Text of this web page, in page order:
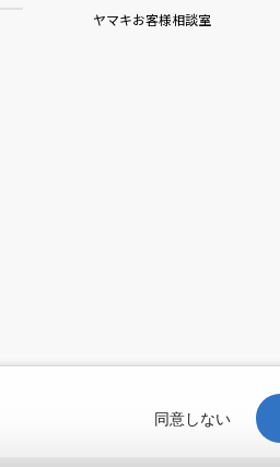
ヤマキお客様相談室
同意しない